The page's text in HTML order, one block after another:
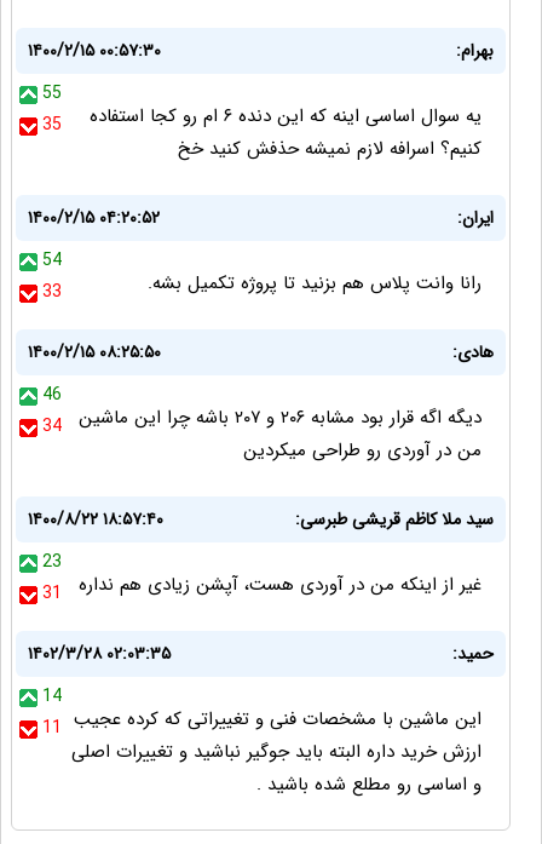
بهرام:
۱۴۰۰/۲/۱۵ ۰۰:۵۷:۳۰
55
35
یه سوال اساسی اینه که این دنده ۶ ام رو کجا استفاده
کنیم؟ اسرافه لازم نمیشه حذفش کنید خخ
ایران:
۱۴۰۰/۲/۱۵ ۰۴:۲۰:۵۲
54
33
رانا وانت پلاس هم بزنید تا پروژه تکمیل بشه.
هادی:
۱۴۰۰/۲/۱۵ ۰۸:۲۵:۵۰
46
34
دیگه اگه قرار بود مشابه ۲۰۶ و ۲۰۷ باشه چرا این ماشین
من در آوردی رو طراحی میکردین
سید ملا کاظم قریشی طبرسی:
۱۴۰۰/۸/۲۲ ۱۸:۵۷:۴۰
23
31
غیر از اینکه من در آوردی هست، آپشن زیادی هم نداره
حمید:
۱۴۰۲/۳/۲۸ ۰۲:۰۳:۳۵
14
11 این ماشین با مشخصات فنی و تغییراتی که کرده عجیب
ارزش خرید داره البته باید جوگیر نباشید و تغییرات اصلی
و اساسی رو مطلع شده باشید .